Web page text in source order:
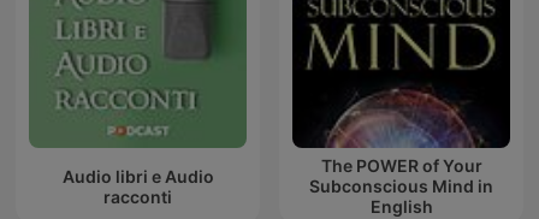
Audio libri e Audio
racconti
The POWER of Your
Subconscious Mind in
English